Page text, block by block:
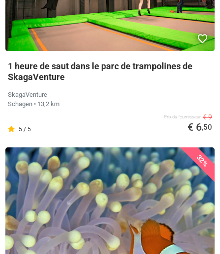
1 heure de saut dans le parc de trampolines de
SkagaVenture
SkagaVenture
Schagen • 13,2 km
5 / 5
Prix ​​du fournisseur € 9
€ 6,50
32%